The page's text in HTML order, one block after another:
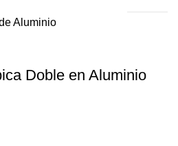
Doble en Aluminio